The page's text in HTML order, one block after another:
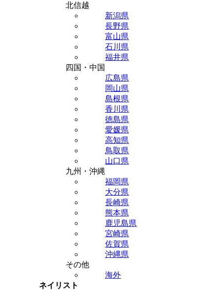
北信越
新潟県
長野県
富山県
石川県
福井県
四国・中国
広島県
岡山県
島根県
香川県
徳島県
愛媛県
高知県
鳥取県
山口県
九州・沖縄
福岡県
大分県
長崎県
熊本県
鹿児島県
宮崎県
佐賀県
沖縄県
その他
海外
ネイリスト